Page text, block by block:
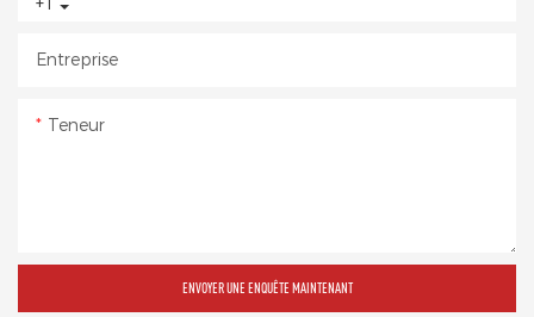
Entreprise
Teneur
ENVOYER UNE ENQUÊTE MAINTENANT